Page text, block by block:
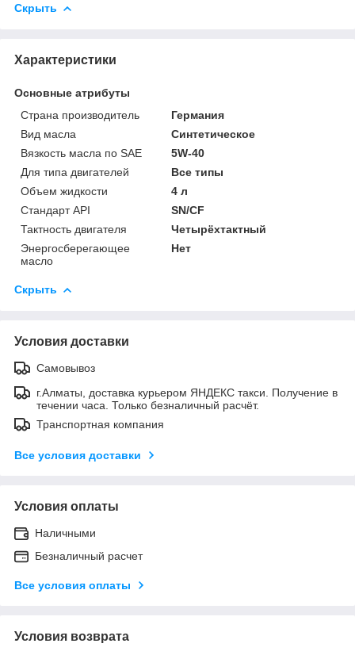
Скрыть
Характеристики
Основные атрибуты
Страна производитель
Германия
Вид масла
Синтетическое
Вязкость масла по SAE
5W-40
Для типа двигателей
Все типы
Объем жидкости
4 л
Стандарт API
SN/CF
Тактность двигателя
Четырёхтактный
Энергосберегающее
масло
Нет
Скрыть
Условия доставки
Самовывоз
г.Алматы, доставка курьером ЯНДЕКС такси. Получение в
течении часа. Только безналичный расчёт.
Транспортная компания
Все условия доставки
Условия оплаты
Наличными
Безналичный расчет
Все условия оплаты
Условия возврата